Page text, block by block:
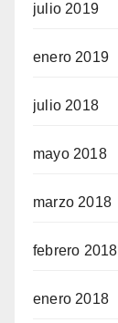
julio 2019
enero 2019
julio 2018
mayo 2018
marzo 2018
febrero 2018
enero 2018